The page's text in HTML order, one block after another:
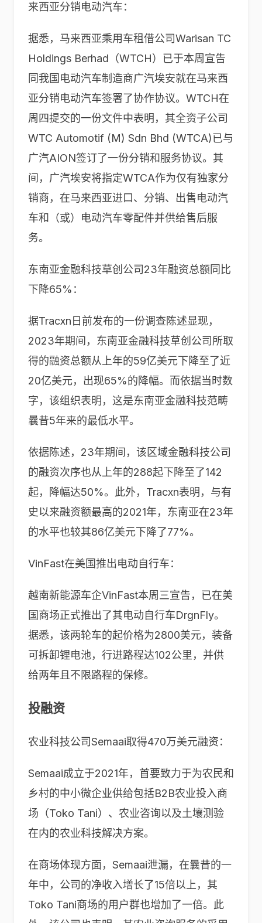
来西亚分销电动汽车：
据悉，马来西亚乘用车租借公司Warisan TC
Holdings Berhad（WTCH）已于本周宣告
同我国电动汽车制造商广汽埃安就在马来西
亚分销电动汽车签署了协作协议。WTCH在
周四提交的一份文件中表明，其全资子公司
WTC Automotif (M) Sdn Bhd (WTCA)已与
广汽AION签订了一份分销和服务协议。其
间，广汽埃安将指定WTCA作为仅有独家分
销商，在马来西亚进口、分销、出售电动汽
车和（或）电动汽车零配件并供给售后服
务。
东南亚金融科技草创公司23年融资总额同比
下降65%：
据Tracxn日前发布的一份调查陈述显现，
2023年期间，东南亚金融科技草创公司所取
得的融资总额从上年的59亿美元下降至了近
20亿美元，出现65%的降幅。而依据当时数
字，该组织表明，这是东南亚金融科技范畴
曩昔5年来的最低水平。
依据陈述，23年期间，该区域金融科技公司
的融资次序也从上年的288起下降至了142
起，降幅达50%。此外，Tracxn表明，与有
史以来融资额最高的2021年，东南亚在23年
的水平也较其86亿美元下降了77%。
VinFast在美国推出电动自行车：
越南新能源车企VinFast本周三宣告，已在美
国商场正式推出了其电动自行车DrgnFly。
据悉，该两轮车的起价格为2800美元，装备
可拆卸锂电池，行进路程达102公里，并供
给两年且不限路程的保修。
投融资
农业科技公司Semaai取得470万美元融资：
Semaai成立于2021年，首要致力于为农民和
乡村的中小微企业供给包括B2B农业投入商
场（Toko Tani）、农业咨询以及土壤测验
在内的农业科技解决方案。
在商场体现方面，Semaai泄漏，在曩昔的一
年中，公司的净收入增长了15倍以上，其
Toko Tani商场的用户群也增加了一倍。此